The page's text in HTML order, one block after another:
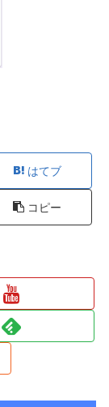
はてブ
コピー